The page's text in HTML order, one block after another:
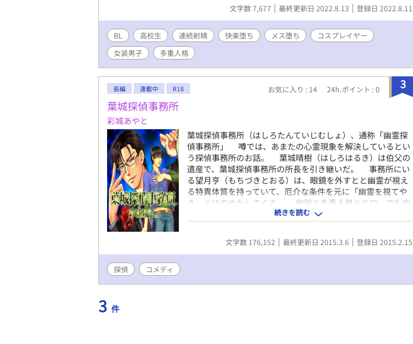
文字数 7,677 最終更新日 2022.8.13 登録日 2022.8.11
BL 高校生 連続射精 快楽堕ち メス堕ち
コスプレイヤー
女装男子
多重人格
3
長編 連載中 R18 お気に入り : 14 24h.ポイント : 0
葉城探偵事務所
彩城あやと
葉城探偵事務所（はしろたんていじむしょ）、通称「幽霊探
偵事務所」 噂では、あまたの心霊現象を解決しているとい
う探偵事務所のお話。 葉城晴樹（はしろはるき）は伯父の
遺産で、葉城探偵事務所の所長を引き継いだ。 事務所にい
る望月亨（もちづきとおる）は、眼鏡を外すとと幽霊が視え
る特異体質を持っていて、厄介な条件を元に「幽霊を視てや
る」とほのめかしてくる。 幽談と多重人格とエロ。でも中
途半端に怖くなくて、気軽に笑ってくれたらいいのにな。っ
て作品に仕上がってしまいました。 願いを叶えましょう
は恋愛重視に書こうとして手詰まりΣ(ﾟдﾟlll)…コメディーか
ら離れたのはちと失敗かもかも。
続きを読む
文字数 176,152 最終更新日 2015.3.6 登録日 2015.2.15
探偵 コメディ
3 件